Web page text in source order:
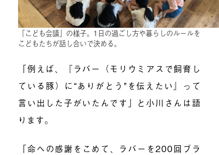
「こども会議」の様子。1日の過ごし方や暮らしのルールを
こどもたちが話し合いで決める。
「例えば、『ラバー（モリウミアスで飼育し
ている豚）に“ありがとう”を伝えたい』って
言い出した子がいたんです」と小川さんは語
ります。
「命への感謝をこめて、ラバーを200回ブラ